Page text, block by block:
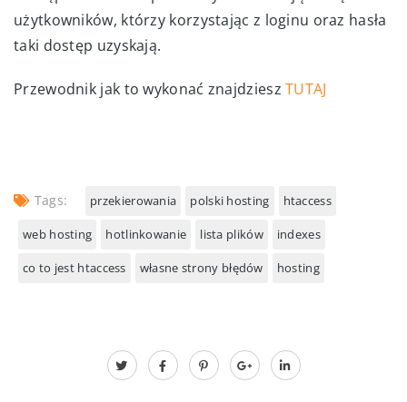
użytkowników, którzy korzystając z loginu oraz hasła
taki dostęp uzyskają.
Przewodnik jak to wykonać znajdzieszTUTAJ
Tags: przekierowania polski hosting htaccess
web hosting hotlinkowanie lista plików indexes
co to jest htaccess własne strony błędów hosting